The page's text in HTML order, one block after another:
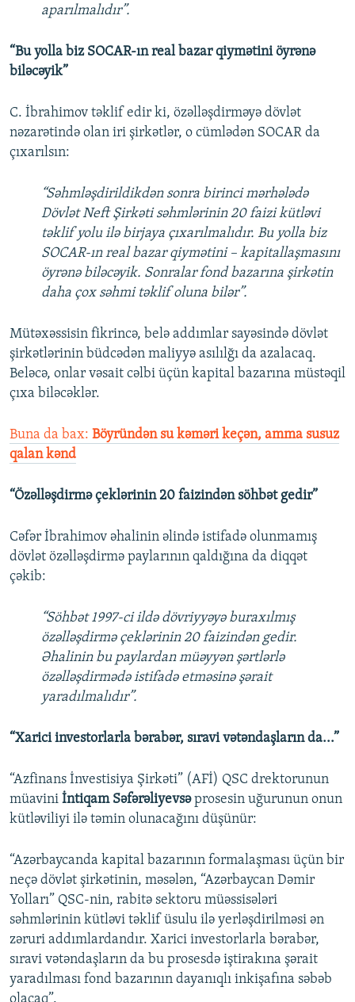
aparılmalıdır”.
“Bu yolla biz SOCAR-ın real bazar qiymətini öyrənə
biləcəyik”
C. İbrahimov təklif edir ki, özəlləşdirməyə dövlət
nəzarətində olan iri şirkətlər, o cümlədən SOCAR da
çıxarılsın:
“Səhmləşdirildikdən sonra birinci mərhələdə
Dövlət Neft Şirkəti səhmlərinin 20 faizi kütləvi
təklif yolu ilə birjaya çıxarılmalıdır. Bu yolla biz
SOCAR-ın real bazar qiymətini – kapitallaşmasını
öyrənə biləcəyik. Sonralar fond bazarına şirkətin
daha çox səhmi təklif oluna bilər”.
Mütəxəssisin fikrincə, belə addımlar sayəsində dövlət
şirkətlərinin büdcədən maliyyə asılılğı da azalacaq.
Beləcə, onlar vəsait cəlbi üçün kapital bazarına müstəqil
çıxa biləcəklər.
Buna da bax: Böyründən su kəməri keçən, amma susuz
qalan kənd
“Özəlləşdirmə çeklərinin 20 faizindən söhbət gedir”
Cəfər İbrahimov əhalinin əlində istifadə olunmamış
dövlət özəlləşdirmə paylarının qaldığına da diqqət
çəkib:
“Söhbət 1997-ci ildə dövriyyəyə buraxılmış
özəlləşdirmə çeklərinin 20 faizindən gedir.
Əhalinin bu paylardan müəyyən şərtlərlə
özəlləşdirmədə istifadə etməsinə şərait
yaradılmalıdır”.
“Xarici investorlarla bərabər, sıravi vətəndaşların da...”
“Azfinans İnvestisiya Şirkəti” (AFİ) QSC drektorunun
müavini İntiqam Səfərəliyevsəprosesin uğurunun onun
kütləviliyi ilə təmin olunacağını düşünür:
“Azərbaycanda kapital bazarının formalaşması üçün bir
neçə dövlət şirkətinin, məsələn, “Azərbaycan Dəmir
Yolları” QSC-nin, rabitə sektoru müəssisələri
səhmlərinin kütləvi təklif üsulu ilə yerləşdirilməsi ən
zəruri addımlardandır. Xarici investorlarla bərabər,
sıravi vətəndaşların da bu prosesdə iştirakına şərait
yaradılması fond bazarının dayanıqlı inkişafına səbəb